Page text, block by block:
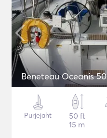
Beneteau Oceanis 50
Purjejaht
50 ft
15 m